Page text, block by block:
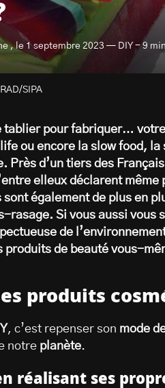
, le 1 septembre 2023 — DIY - 9
SIPA
tablier pour fabriquer…
ou encore la slow food,
Près d’un tiers des
elleux déclarent
sont également de plus en
rasage. Si vous aussi vous
de
produits de beauté vous-
produits
, c’est repenser son mode
notre planète.
réalisant ses